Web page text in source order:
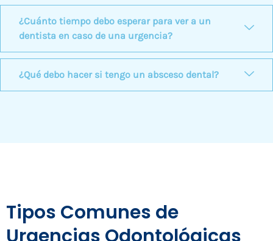
¿Cuánto tiempo debo esperar para ver a un
dentista en caso de una urgencia?
¿Qué debo hacer si tengo un absceso dental?
Tipos Comunes de